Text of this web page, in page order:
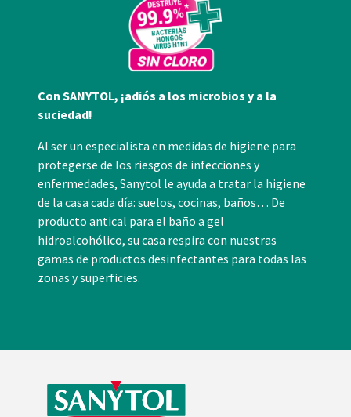
Con SANYTOL, ¡adiós a los microbios y a la
suciedad!
Al ser un especialista en medidas de higiene para
protegerse de los riesgos de infecciones y
enfermedades, Sanytol le ayuda a tratar la higiene
de la casa cada día: suelos, cocinas, baños… De
producto antical para el baño a gel
hidroalcohólico, su casa respira con nuestras
gamas de productos desinfectantes para todas las
zonas y superficies.